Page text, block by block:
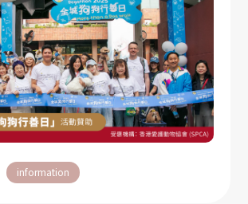
information